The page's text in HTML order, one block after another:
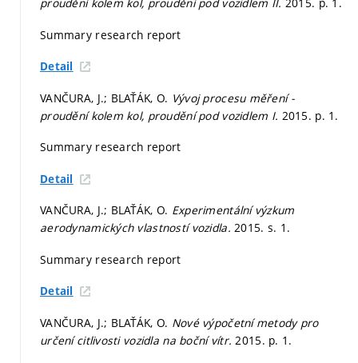
proudění kolem kol, proudění pod vozidlem II. 2015. p. 1.
Summary research report
Detail
VANČURA, J.; BLAŤÁK, O. Vývoj procesu měření -
proudění kolem kol, proudění pod vozidlem I. 2015. p. 1.
Summary research report
Detail
VANČURA, J.; BLAŤÁK, O. Experimentální výzkum
aerodynamických vlastností vozidla.2015. s. 1.
Summary research report
Detail
VANČURA, J.; BLAŤÁK, O. Nové výpočetní metody pro
určení citlivosti vozidla na boční vítr.2015. p. 1.